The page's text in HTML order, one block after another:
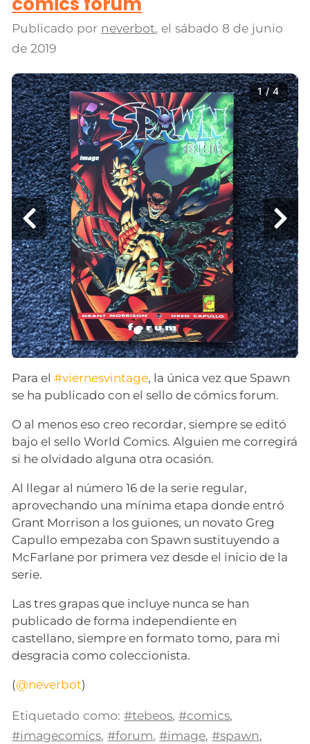
Publicado por neverbot, elsábado 8 de junio
de 2019
1 / 4
Para el#viernesvintage, la única vez que Spawn
se ha publicado con el sello de cómics forum.
O al menos eso creo recordar, siempre se editó
bajo el sello World Comics. Alguien me corregirá
si he olvidado alguna otra ocasión.
Al llegar al número 16 de la serie regular,
aprovechando una mínima etapa donde entró
Grant Morrison a los guiones, un novato Greg
Capullo empezaba con Spawn sustituyendo a
McFarlane por primera vez desde el inicio de la
serie.
Las tres grapas que incluye nunca se han
publicado de forma independiente en
castellano, siempre en formato tomo, para mi
desgracia como coleccionista.
(@neverbot)
Etiquetado como: #tebeos,#comics,
#imagecomics,#forum,#image,#spawn,